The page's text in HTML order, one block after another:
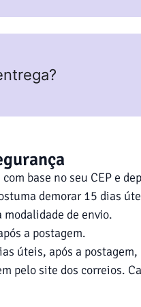
base no seu CEP e
demorar 15
de envio.
a postagem.
úteis, após a
pelo site dos correios.